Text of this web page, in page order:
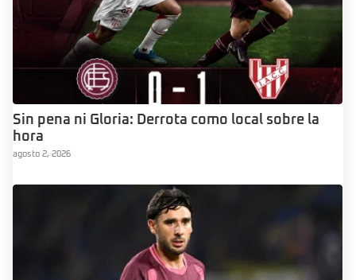
Sin pena ni Gloria: Derrota como local sobre la
hora
agosto 2, 2026